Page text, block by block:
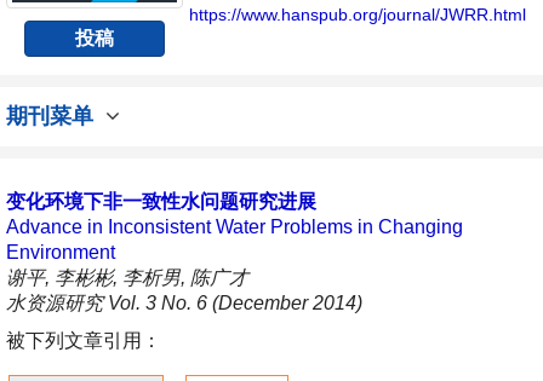
投稿
源研究者及相关技术人员提供一个免...
https://www.hanspub.org/journal/JWRR.html
期刊菜单
变化环境下非一致性水问题研究进展
Advance in Inconsistent Water Problems in Changing
Environment
谢平, 李彬彬, 李析男, 陈广才
水资源研究 Vol. 3 No. 6 (December 2014)
被下列文章引用：